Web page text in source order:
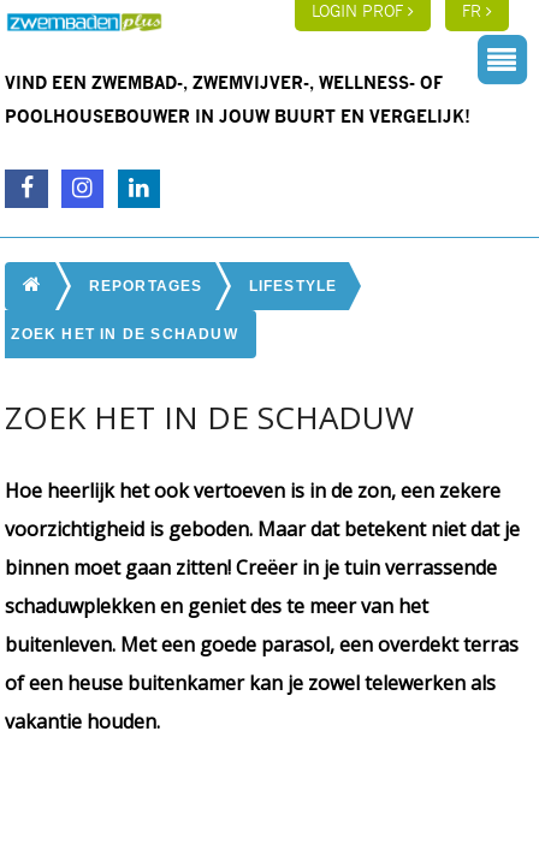
LOGIN PROF FR
VIND EEN ZWEMBAD-, ZWEMVIJVER-, WELLNESS- OF
POOLHOUSEBOUWER IN JOUW BUURT EN VERGELIJK!
REPORTAGES LIFESTYLE
ZOEK HET IN DE SCHADUW
ZOEK HET IN DE SCHADUW
Hoe heerlijk het ook vertoeven is in de zon, een zekere
voorzichtigheid is geboden. Maar dat betekent niet dat je
binnen moet gaan zitten! Creëer in je tuin verrassende
schaduwplekken en geniet des te meer van het
buitenleven. Met een goede parasol, een overdekt terras
of een heuse buitenkamer kan je zowel telewerken als
vakantie houden.